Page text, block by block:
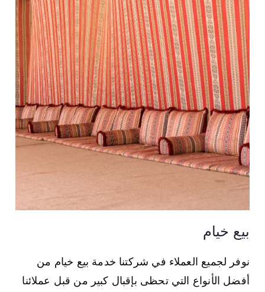
بيع خيام
نوفر لجميع العملاء في شركتنا خدمة بيع خيام من
أفضل الأنواع التي تحظى بإقبال كبير من قبل عملائنا